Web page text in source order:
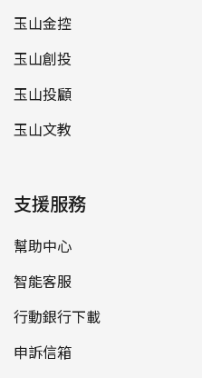
玉山金控
玉山創投
玉山投顧
玉山文教
支援服務
幫助中心
智能客服
行動銀行下載
申訴信箱